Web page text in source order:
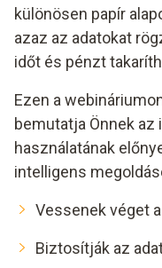
különösen papír
azaz az adatokat
időt és pénzt
Ezen a
bemutatja Önnek
használatának
intelligens
Vessenek véget
Biztosítják az